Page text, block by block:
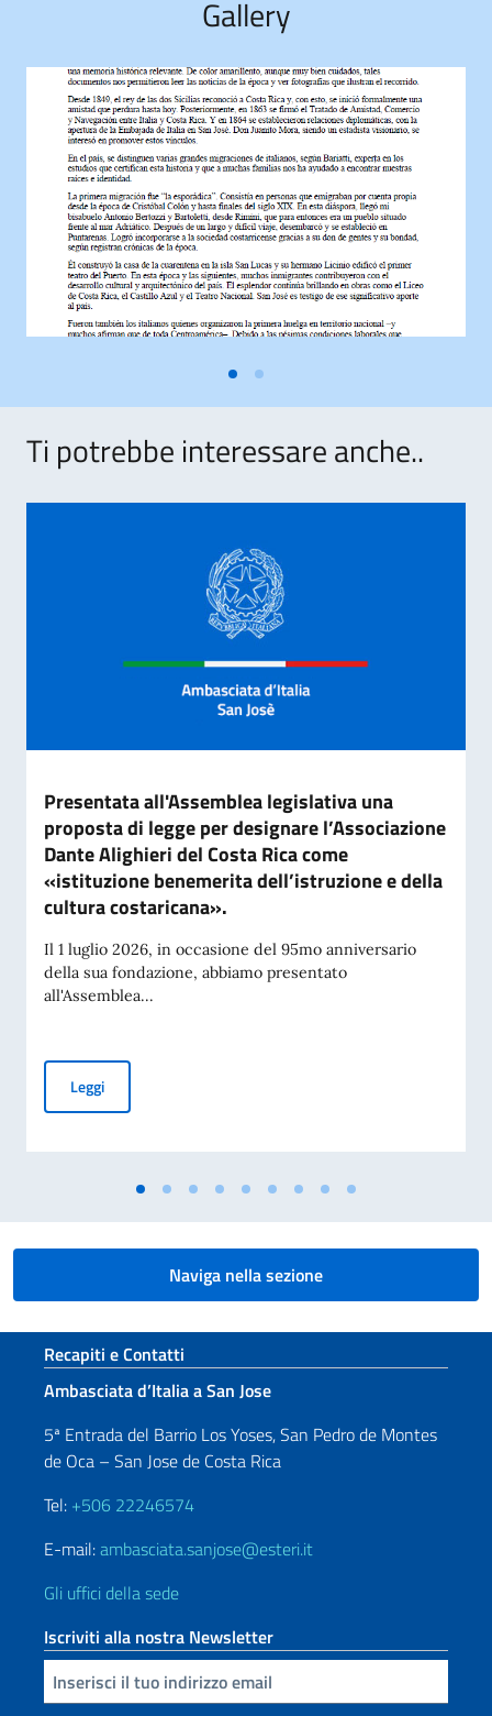
Gallery
Ti potrebbe interessare anche..
Presentata all'Assemblea legislativa una
proposta di legge per designare l’Associazione
Dante Alighieri del Costa Rica come
«istituzione benemerita dell’istruzione e della
cultura costaricana».
Il 1 luglio 2026, in occasione del 95mo anniversario
della sua fondazione, abbiamo presentato
all'Assemblea...
LeggiPresentata all'Assemblea legislativa una proposta di
Naviga nella sezione
Sezione footer
Recapiti e Contatti
Ambasciata d’Italia a San Jose
5ª Entrada del Barrio Los Yoses, San Pedro de Montes
de Oca – San Jose de Costa Rica
Tel: +506 22246574
E-mail:ambasciata.sanjose@esteri.it
Gli uffici della sede
Iscriviti alla nostra Newsletter
Inserisci la tua email